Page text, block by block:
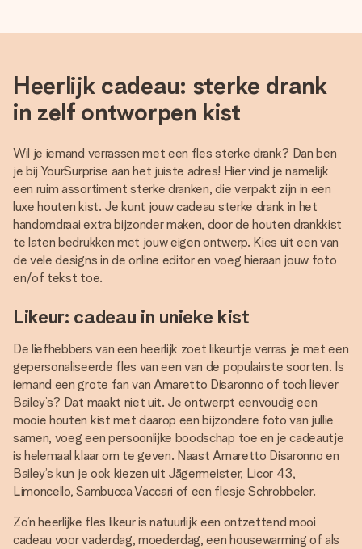
Heerlijk cadeau: sterke drank
in zelf ontworpen kist
Wil je iemand verrassen met een fles sterke drank? Dan ben
je bij YourSurprise aan het juiste adres! Hier vind je namelijk
een ruim assortiment sterke dranken, die verpakt zijn in een
luxe houten kist. Je kunt jouw cadeau sterke drank in het
handomdraai extra bijzonder maken, door de houten drankkist
te laten bedrukken met jouw eigen ontwerp. Kies uit een van
de vele designs in de online editor en voeg hieraan jouw foto
en/of tekst toe.
Likeur: cadeau in unieke kist
De liefhebbers van een heerlijk zoet likeurtje verras je met een
gepersonaliseerde fles van een van de populairste soorten. Is
iemand een grote fan van Amaretto Disaronno of toch liever
Bailey’s? Dat maakt niet uit. Je ontwerpt eenvoudig een
mooie houten kist met daarop een bijzondere foto van jullie
samen, voeg een persoonlijke boodschap toe en je cadeautje
is helemaal klaar om te geven. Naast Amaretto Disaronno en
Bailey’s kun je ook kiezen uit Jägermeister, Licor 43,
Limoncello, Sambucca Vaccari of een flesje Schrobbeler.
Zo’n heerlijke fles likeur is natuurlijk een ontzettend mooi
cadeau voor vaderdag, moederdag, een housewarming of als